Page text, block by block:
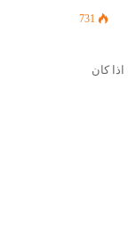
731
كان